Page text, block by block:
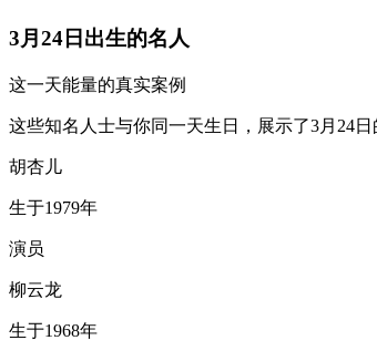
3月24日出生的名人
这一天能量的真实案例
这些知名人士与你同一天生日，展示了3月24
胡杏儿
生于1979年
演员
柳云龙
生于1968年